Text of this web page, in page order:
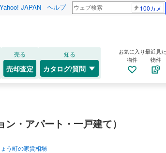
Yahoo! JAPAN ヘルプ 100カメ
売る
売却査定
知る
カタログ/質問
お気に入り
物件
最近見た
物件
ン・アパート・一戸建て）
う町の家賃相場